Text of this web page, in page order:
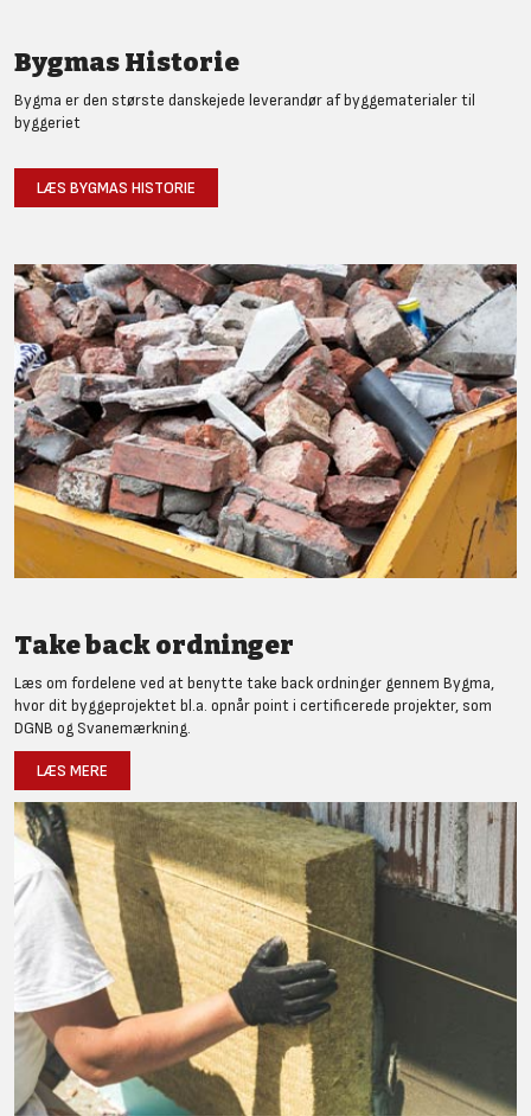
Bygmas Historie
Bygma er den største danskejede leverandør af byggematerialer til
byggeriet
LÆS BYGMAS HISTORIE
Take back ordninger
Læs om fordelene ved at benytte take back ordninger gennem Bygma,
hvor dit byggeprojektet bl.a. opnår point i certificerede projekter, som
DGNB og Svanemærkning.
LÆS MERE